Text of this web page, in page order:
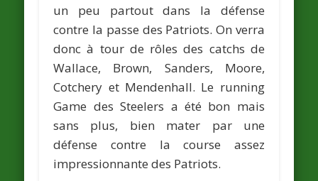
un peu partout dans la défense
contre la passe des Patriots. On verra
donc à tour de rôles des catchs de
Wallace, Brown, Sanders, Moore,
Cotchery et Mendenhall. Le running
Game des Steelers a été bon mais
sans plus, bien mater par une
défense contre la course assez
impressionnante des Patriots.